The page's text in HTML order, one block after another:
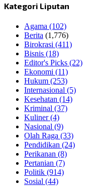
Kategori Liputan
Agama (102)
Berita (1,776)
Birokrasi (411)
Bisnis (18)
Editor's Picks (22)
Ekonomi (11)
Hukum (253)
Internasional (5)
Kesehatan (14)
Kriminal (37)
Kuliner(4)
Nasional (9)
Olah Raga (33)
Pendidikan (24)
Perikanan (8)
Pertanian (7)
Politik (914)
Sosial (44)